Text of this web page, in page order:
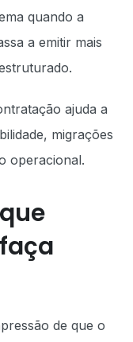
quando a
a emitir mais
ajuda a
migrações
operacional.
de que o